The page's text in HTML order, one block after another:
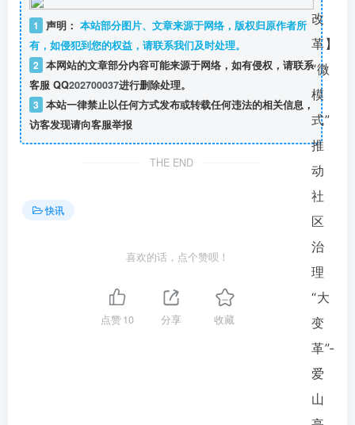
1 声明： 本站部分图片、文章来源于网络，版权归原作者所
有，如侵犯到您的权益，请联系我们及时处理。
2 本网站的文章部分内容可能来源于网络，如有侵权，请联系
客服 QQ202700037进行删除处理。
3 本站一律禁止以任何方式发布或转载任何违法的相关信息，
访客发现请向客服举报
THE END
快讯
喜欢的话，点个赞呗！
点赞10 分享 收藏